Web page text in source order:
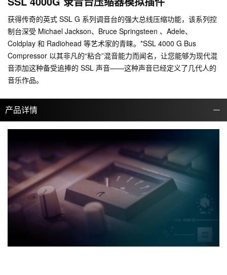
获得传奇的英式 SSL G 系列调音台的强大总线压缩功能，该系列控
制台深受 Michael Jackson、Bruce Springsteen 、Adele、
Coldplay 和 Radiohead 等艺术家的青睐。*SSL 4000 G Bus
Compressor 以其非凡的“粘合”混音能力而闻名，让您能够为现代混
音添加这种备受追捧的 SSL 声音——这种声音已经定义了几代人的
音乐作品。
产品详情